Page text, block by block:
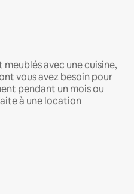
avec une cuisine,
vous avez besoin pour
pendant un mois ou
à une location